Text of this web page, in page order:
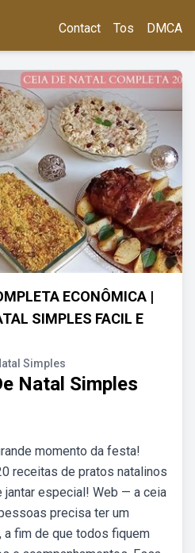
Contact Tos DMCA
ECONÔMICA |
SIMPLES FACIL E
Simples
Natal Simples
momento da festa!
receitas de pratos natalinos
jantar especial! Web — a ceia
precisa ter um
a fim de que todos fiquem